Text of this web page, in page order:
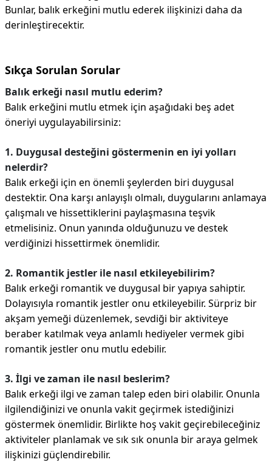
Bunlar, balık erkeğini mutlu ederek ilişkinizi daha da
derinleştirecektir.
Sıkça Sorulan Sorular
Balık erkeği nasıl mutlu ederim?
Balık erkeğini mutlu etmek için aşağıdaki beş adet
öneriyi uygulayabilirsiniz:
1. Duygusal desteğini göstermenin en iyi yolları
nelerdir?
Balık erkeği için en önemli şeylerden biri duygusal
destektir. Ona karşı anlayışlı olmalı, duygularını anlamaya
çalışmalı ve hissettiklerini paylaşmasına teşvik
etmelisiniz. Onun yanında olduğunuzu ve destek
verdiğinizi hissettirmek önemlidir.
2. Romantik jestler ile nasıl etkileyebilirim?
Balık erkeği romantik ve duygusal bir yapıya sahiptir.
Dolayısıyla romantik jestler onu etkileyebilir. Sürpriz bir
akşam yemeği düzenlemek, sevdiği bir aktiviteye
beraber katılmak veya anlamlı hediyeler vermek gibi
romantik jestler onu mutlu edebilir.
3. İlgi ve zaman ile nasıl beslerim?
Balık erkeği ilgi ve zaman talep eden biri olabilir. Onunla
ilgilendiğinizi ve onunla vakit geçirmek istediğinizi
göstermek önemlidir. Birlikte hoş vakit geçirebileceğiniz
aktiviteler planlamak ve sık sık onunla bir araya gelmek
ilişkinizi güçlendirebilir.